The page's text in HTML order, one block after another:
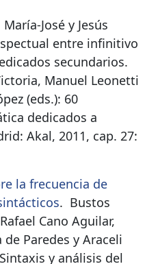
José y Jesús
entre infinitivo
secundarios.
Manuel Leonetti
(eds.): 60
dedicados a
Akal, 2011, cap. 27:
la frecuencia de
. Bustos
Cano Aguilar,
de Paredes y Araceli
y análisis del